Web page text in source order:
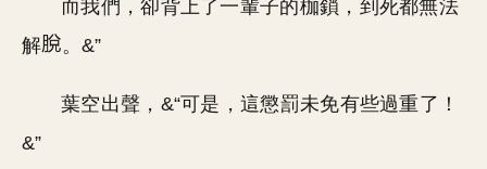
而我們，卻背上了一輩子的枷鎖，到死都無法
解
。&”
葉空出聲，&“可是，這懲罰未免有些過重了！
&”